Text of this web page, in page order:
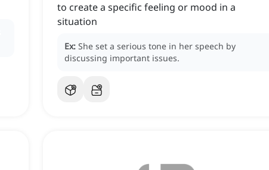
to create a specific feeling or mood in a
situation
Ex: She set a serious tone in her speech by
discussing important issues.